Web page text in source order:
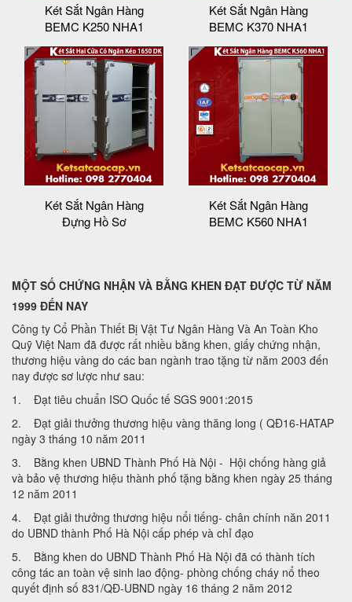
Két Sắt Ngân Hàng
BEMC K250 NHA1
Két Sắt Ngân Hàng
BEMC K370 NHA1
Két Sắt Ngân Hàng
Đựng Hồ Sơ
Két Sắt Ngân Hàng
BEMC K560 NHA1
MỘT SỐ CHỨNG NHẬN VÀ BẰNG KHEN ĐẠT ĐƯỢC TỪ NĂM
1999 ĐẾN NAY
Công ty Cổ Phần Thiết Bị Vật Tư Ngân Hàng Và An Toàn Kho
Quỹ Việt Nam đã được rất nhiều bằng khen, giấy chứng nhận,
thương hiệu vàng do các ban ngành trao tặng từ năm 2003 đến
nay được sơ lược như sau:
1. Đạt tiêu chuẩn ISO Quốc tế SGS 9001:2015
2. Đạt giải thưởng thương hiệu vàng thăng long ( QĐ16-HATAP
ngày 3 tháng 10 năm 2011
3. Bằng khen UBND Thành Phố Hà Nội - Hội chống hàng giả
và bảo vệ thương hiệu thành phố tặng bằng khen ngày 25 tháng
12 năm 2011
4. Đạt giải thưởng thương hiệu nổi tiếng- chân chính năn 2011
do UBND thành Phố Hà Nội cấp phép và chỉ đạo
5. Bằng khen do UBND Thành Phố Hà Nội đã có thành tích
công tác an toàn vệ sinh lao động- phòng chống cháy nổ theo
quyết định số 831/QĐ-UBND ngày 16 tháng 2 năm 2012